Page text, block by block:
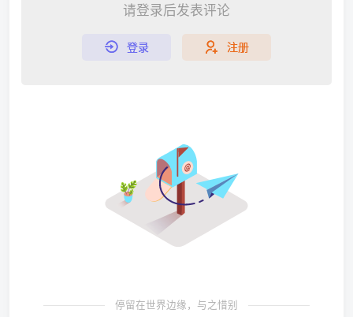
请登录后发表评论
登录 注册
停留在世界边缘，与之惜别